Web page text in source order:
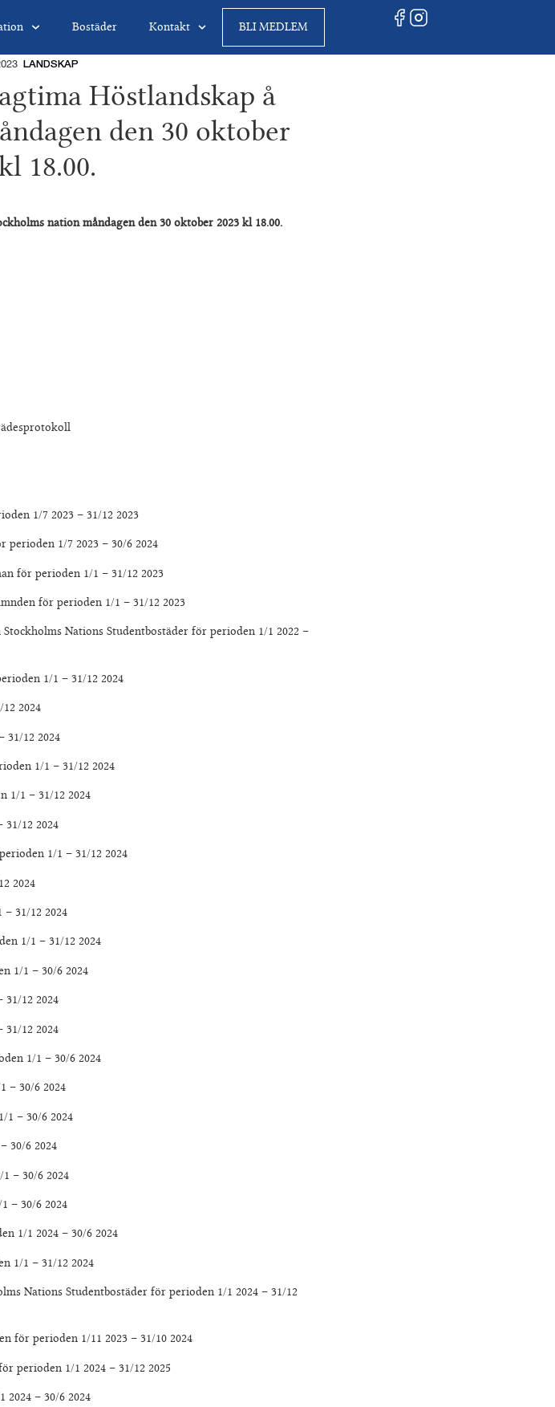
Bostäder Kontakt BLI MEDLEM
LANDSKAP
Höstlandskap å
den 30 oktober
18.00.
nation måndagen den 30 oktober 2023 kl 18.00.
1/7 2023 – 31/12 2023
1/7 2023 – 30/6 2024
perioden 1/1 – 31/12 2023
för perioden 1/1 – 31/12 2023
Nations Studentbostäder för perioden 1/1 2022 –
1/1 – 31/12 2024
2024
12 2024
1/1 – 31/12 2024
– 31/12 2024
12 2024
1/1 – 31/12 2024
2024
12 2024
1 – 31/12 2024
1 – 30/6 2024
12 2024
12 2024
1/1 – 30/6 2024
30/6 2024
30/6 2024
6 2024
30/6 2024
30/6 2024
2024 – 30/6 2024
1 – 31/12 2024
Studentbostäder för perioden 1/1 2024 – 31/12
1/11 2023 – 31/10 2024
1/1 2024 – 31/12 2025
– 30/6 2024